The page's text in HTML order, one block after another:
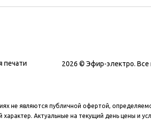
печати 2026 © Эфир-электро.
не являются публичной офертой,
Актуальные на текущий день цены и